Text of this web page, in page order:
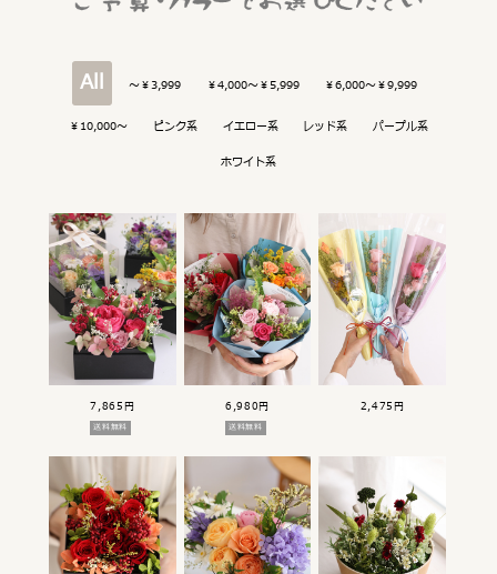
All ～￥3,999 ￥4,000～￥5,999 ￥6,000～￥9,999
￥10,000～ ピンク系 イエロー系 レッド系
パープル系
ホワイト系
7,865円
送料無料
6,980円
送料無料
2,475円